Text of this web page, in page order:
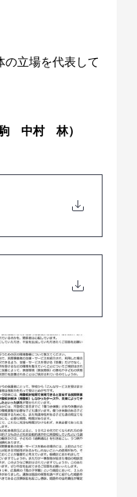
立場を代表して
　中村　林）